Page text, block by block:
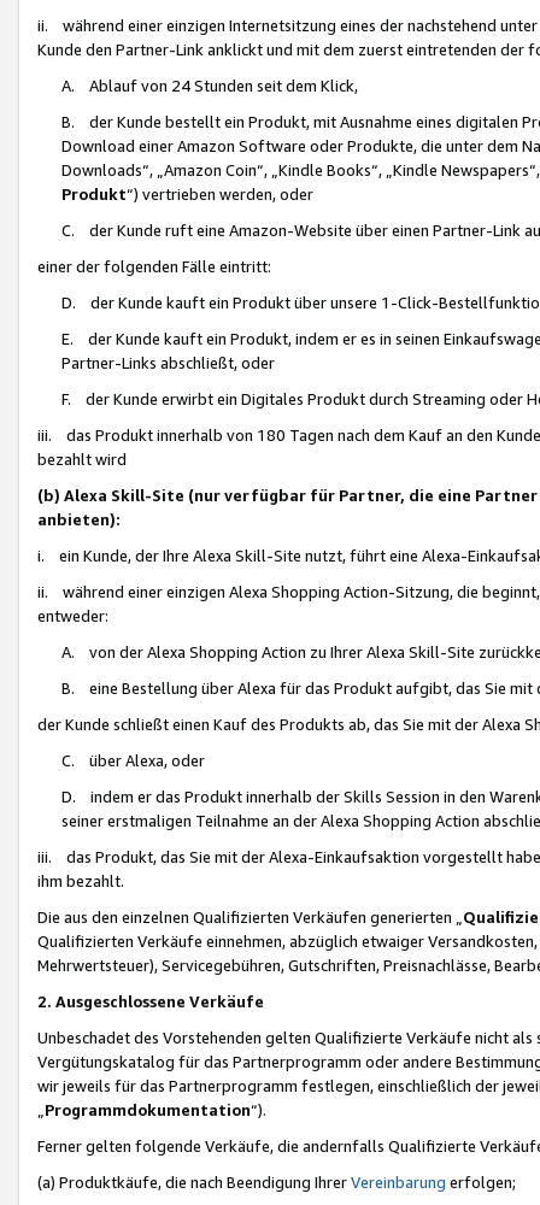
ii. während einer einzigen Internetsitzung eines der nachstehend
Kunde den Partner-Link anklickt und mit dem zuerst eintretenden der
A. Ablauf von 24 Stunden seit dem Klick,
B. der Kunde bestellt ein Produkt, mit Ausnahme eines digitalen
Download einer Amazon Software oder Produkte, die unter dem
Downloads“, „Amazon Coin“, „Kindle Books“, „Kindle
Produkt“) vertrieben werden, oder
C. der Kunde ruft eine Amazon-Website über einen Partner-Link
einer der folgenden Fälle eintritt:
D. der Kunde kauft ein Produkt über unsere 1-Click-
E. der Kunde kauft ein Produkt, indem er es in seinen
Partner-Links abschließt, oder
F. der Kunde erwirbt ein Digitales Produkt durch Streaming oder
iii. das Produkt innerhalb von 180 Tagen nach dem Kauf an den
bezahlt wird
(b) Alexa Skill-Site (nur verfügbar für Partner, die eine
anbieten):
i. ein Kunde, der Ihre Alexa Skill-Site nutzt, führt eine Alexa-
ii. während einer einzigen Alexa Shopping Action-Sitzung, die
entweder:
A. von der Alexa Shopping Action zu Ihrer Alexa Skill-Site
B. eine Bestellung über Alexa für das Produkt aufgibt, das Sie mit
der Kunde schließt einen Kauf des Produkts ab, das Sie mit der Alexa
C. über Alexa, oder
D. indem er das Produkt innerhalb der Skills Session in den
seiner erstmaligen Teilnahme an der Alexa Shopping Action
iii. das Produkt, das Sie mit der Alexa-Einkaufsaktion vorgestellt
ihm bezahlt.
Die aus den einzelnen Qualifizierten Verkäufen generierten „
Qualifizierten Verkäufe einnehmen, abzüglich etwaiger
Mehrwertsteuer), Servicegebühren, Gutschriften, Preisnachlässe,
2. Ausgeschlossene Verkäufe
Unbeschadet des Vorstehenden gelten Qualifizierte Verkäufe nicht
Vergütungskatalog für das Partnerprogramm oder andere
wir jeweils für das Partnerprogramm festlegen, einschließlich der
Programmdokumentation“).
Ferner gelten folgende Verkäufe, die andernfalls Qualifizierte
(a) Produktkäufe, die nach Beendigung IhrerVereinbarung erfolgen;